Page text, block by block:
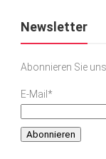
Newsletter
Abonnieren Sie
E-Mail*